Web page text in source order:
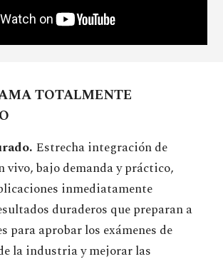
TOTALMENTE
Estrecha integración de
vivo, bajo demanda y práctico,
inmediatamente
duraderos que preparan a
para aprobar los exámenes de
la industria y mejorar las